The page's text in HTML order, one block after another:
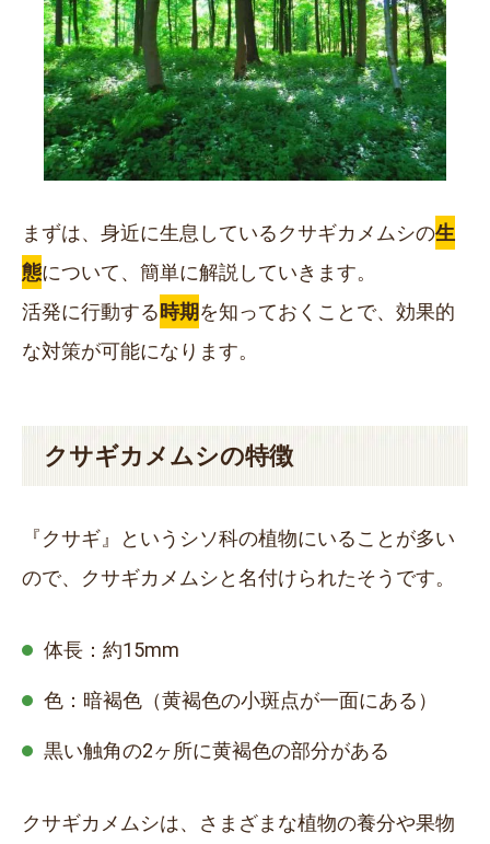
まずは、身近に生息しているクサギカメムシの生
態について、簡単に解説していきます。
活発に行動する 時期を知っておくことで、効果的
な対策が可能になります。
クサギカメムシの特徴
『クサギ』というシソ科の植物にいることが多い
ので、クサギカメムシと名付けられたそうです。
体長：約15mm
色：暗褐色（黄褐色の小斑点が一面にある）
黒い触角の2ヶ所に黄褐色の部分がある
クサギカメムシは、さまざまな植物の養分や果物